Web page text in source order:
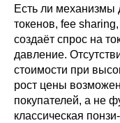
Есть ли механизмы
токенов, fee
создаёт спрос на
давление.
стоимости при
рост цены
покупателей, а не
классическая